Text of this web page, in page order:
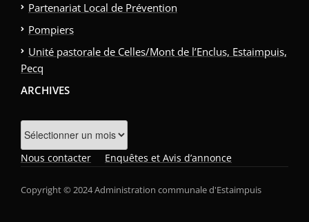
Partenariat Local de Prévention
Pompiers
Unité pastorale de Celles/Mont de l’Enclus, Estaimpuis,
Pecq
ARCHIVES
Archives
Nous contacter Enquêtes et Avis d’annonce
Copyright © 2024 Administration communale d'Estaimpuis